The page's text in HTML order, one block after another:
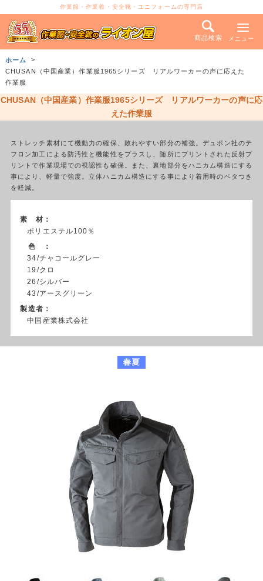
作業服・作業着・安全靴・ユニフォームの専門店
商品検索 メニュー
ホーム
CHUSAN（中国産業）作業服1965シリーズ リアルワーカーの声に応えた
作業服
CHUSAN（中国産業）作業服1965シリーズ リアルワーカーの声に応
えた作業服
ストレッチ素材にて機動力の確保、敗れやすい部分の補強。デュポン社のテ
フロン加工による防汚性と機能性をプラスし、随所にプリントされた反射プ
リントで作業現場での視認性も確保。また、裏地部分をハニカム構造にする
事により、軽量で強度。立体ハニカム構造にする事により着用時のベタつき
を軽減。
素 材：
ポリエステル100％
色 ：
34/チャコールグレー
19/クロ
26/シルバー
43/アースグリーン
製造者：
中国産業株式会社